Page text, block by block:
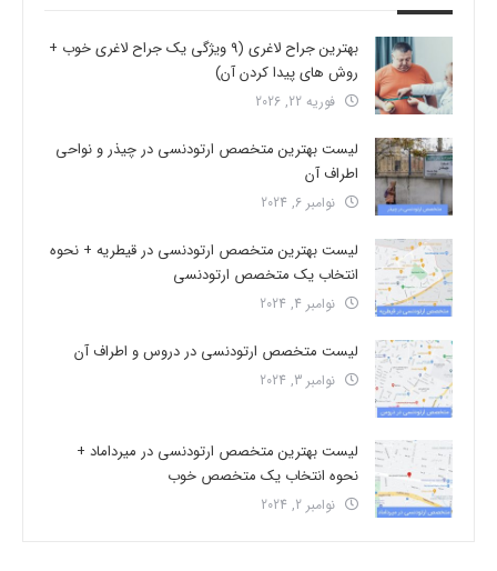
بهترین جراح لاغری (9 ویژگی یک جراح لاغری خوب +
روش های پیدا کردن آن)
فوریه 22, 2026
لیست بهترین متخصص ارتودنسی در چیذر و نواحی
اطراف آن
نوامبر 6, 2024
لیست بهترین متخصص ارتودنسی در قیطریه + نحوه
انتخاب یک متخصص ارتودنسی
نوامبر 4, 2024
لیست متخصص ارتودنسی در دروس و اطراف آن
نوامبر 3, 2024
لیست بهترین متخصص ارتودنسی در میرداماد +
نحوه انتخاب یک متخصص خوب
نوامبر 2, 2024